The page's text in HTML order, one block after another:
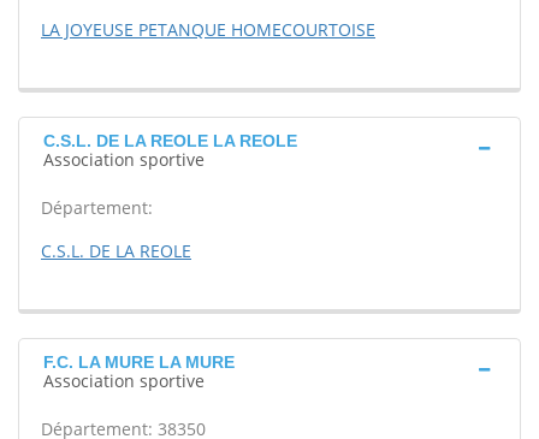
LA JOYEUSE PETANQUE HOMECOURTOISE
C.S.L. DE LA REOLE LA REOLE
Association sportive
Département:
C.S.L. DE LA REOLE
F.C. LA MURE LA MURE
Association sportive
Département: 38350